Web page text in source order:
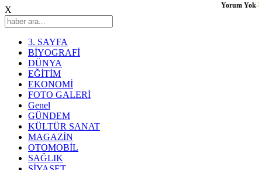
X
3. SAYFA
BİYOGRAFİ
DÜNYA
EĞİTİM
EKONOMİ
FOTO GALERİ
Genel
GÜNDEM
KÜLTÜR SANAT
MAGAZİN
OTOMOBİL
SAĞLIK
Yorum Yok